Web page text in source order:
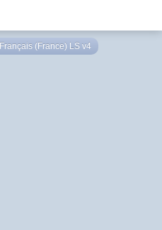
Français (France) LS v4